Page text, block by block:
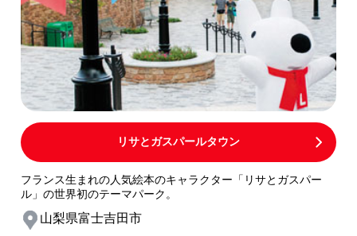
リサとガスパールタウン
フランス生まれの人気絵本のキャラクター「リサとガスパー
ル」の世界初のテーマパーク。
山梨県富士吉田市